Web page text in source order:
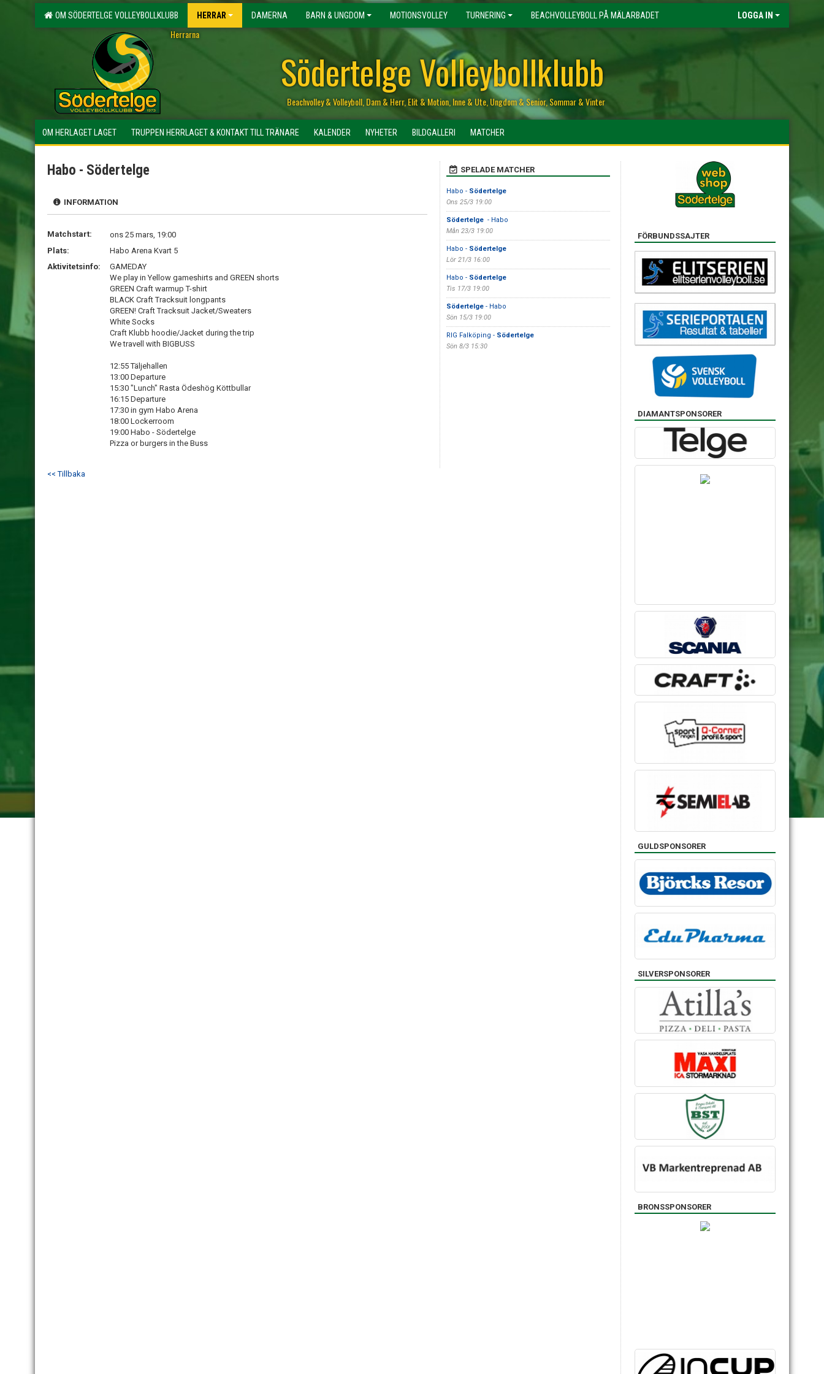
OM SÖDERTELGE VOLLEYBOLLKLUBB HERRAR DAMERNA BARN & UNGDOM MOTIONSVOLLEY TURNERING BEACHVOLLEYBOLL PÅ MÄLARBADET LOGGA IN
Södertelge Volleybollklubb
Beachvolley & Volleyboll, Dam & Herr, Elit & Motion, Inne & Ute, Ungdom & Senior, Sommar & Vinter
Herrarna
OM HERLAGET LAGET TRUPPEN HERRLAGET & KONTAKT TILL TRÄNARE KALENDER NYHETER BILDGALLERI MATCHER
Habo - Södertelge
INFORMATION
Matchstart:
ons 25 mars, 19:00
Plats:
Habo Arena Kvart 5
Aktivitetsinfo:
GAMEDAY
We play in Yellow gameshirts and GREEN shorts
GREEN Craft warmup T-shirt
BLACK Craft Tracksuit longpants
GREEN! Craft Tracksuit Jacket/Sweaters
White Socks
Craft Klubb hoodie/Jacket during the trip
We travell with BIGBUSS
12:55 Täljehallen
13:00 Departure
15:30 "Lunch" Rasta Ödeshög Köttbullar
16:15 Departure
17:30 in gym Habo Arena
18:00 Lockerroom
19:00 Habo - Södertelge
Pizza or burgers in the Buss
<< Tillbaka
SPELADE MATCHER
Habo - Södertelge
Ons 25/3 19:00
Södertelge - Habo
Mån 23/3 19:00
Habo - Södertelge
Lör 21/3 16:00
Habo - Södertelge
Tis 17/3 19:00
Södertelge- Habo
Sön 15/3 19:00
RIG Falköping - Södertelge
Sön 8/3 15:30
FÖRBUNDSSAJTER
DIAMANTSPONSORER
GULDSPONSORER
SILVERSPONSORER
BRONSSPONSORER